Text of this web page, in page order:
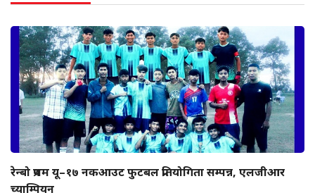
रेन्बो प्रथम यू–१७ नकआउट फुटबल प्रतियोगिता सम्पन्न, एलजीआर
च्याम्पियन